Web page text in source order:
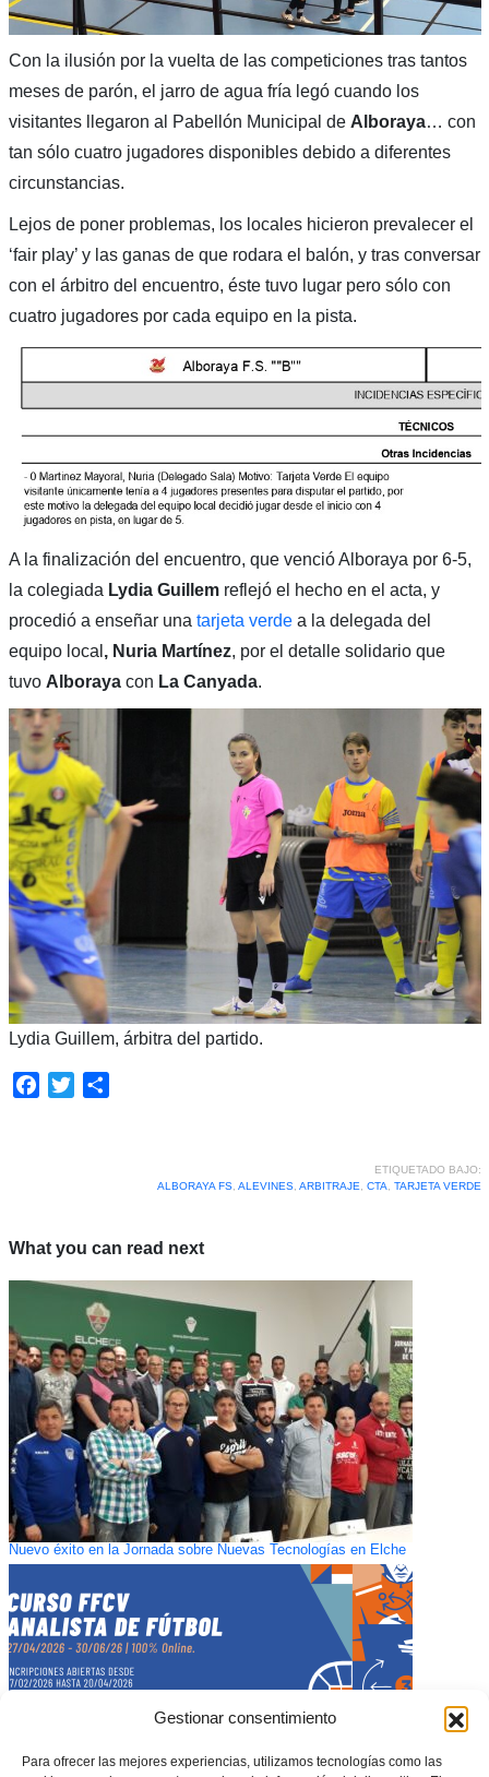
Gestionar consentimiento
Para ofrecer las mejores experiencias, utilizamos tecnologías como las
Con la ilusión por la vuelta de las competiciones tras tantos
meses de parón, el jarro de agua fría legó cuando los
visitantes llegaron al Pabellón Municipal de Alboraya… con
tan sólo cuatro jugadores disponibles debido a diferentes
circunstancias.
Lejos de poner problemas, los locales hicieron prevalecer el
‘fair play’ y las ganas de que rodara el balón, y tras conversar
con el árbitro del encuentro, éste tuvo lugar pero sólo con
cuatro jugadores por cada equipo en la pista.
A la finalización del encuentro, que venció Alboraya por 6-5,
la colegiada Lydia Guillemreflejó el hecho en el acta, y
procedió a enseñar una tarjeta verdea la delegada del
equipo local , Nuria Martínez, por el detalle solidario que
tuvo Alboraya con La Canyada.
Lydia Guillem, árbitra del partido.
Facebook
Twitter
ETIQUETADO BAJO:
ALBORAYA FS, ALEVINES, ARBITRAJE CTA TARJETA VERDE
What you can read next
Nuevo éxito en la Jornada sobre Nuevas Tecnologías en Elche